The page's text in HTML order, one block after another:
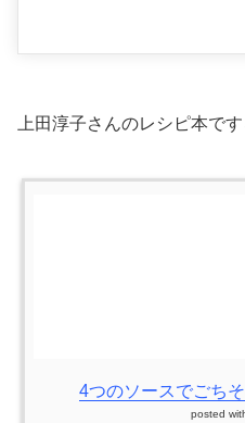
上田淳子さんのレシピ本です
4つのソースでごち
posted